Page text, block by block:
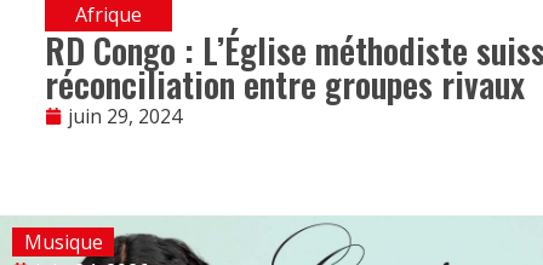
Afrique
RD Congo : L’Église méthodiste
réconciliation entre groupes rivaux
juin 29, 2024
Musique